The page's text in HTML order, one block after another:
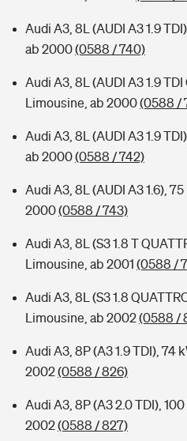
Audi A3, 8L (AUDI A3 1.9
ab 2000(0588 / 740)
Audi A3, 8L (AUDI A3 1.9
Limousine, ab 2000(0588 /
Audi A3, 8L (AUDI A3 1.9
ab 2000(0588 / 742)
Audi A3, 8L (AUDI A3 1.6),
2000(0588 / 743)
Audi A3, 8L (S3 1.8 T
Limousine, ab 2001 (0588 /
Audi A3, 8L (S3 1.8
Limousine, ab 2002(0588 /
Audi A3, 8P (A3 1.9 TDI), 74
2002(0588 / 826)
Audi A3, 8P (A3 2.0 TDI),
2002(0588 / 827)